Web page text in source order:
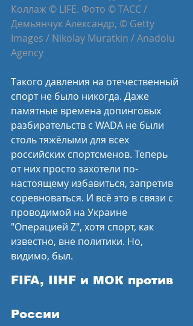
Коллаж © LIFE. Фото © ТАСС /
Демьянчук Александр, © Getty
Images / Nikolay Muratkin / Anadolu
Agency
Такого давления на отечественный
спорт не было никогда. Даже
памятные времена допинговых
разбирательств с WADA не были
столь тяжёлыми для всех
российских спортсменов. Теперь
от них просто захотели по-
настоящему избавиться, запретив
соревноваться. И всё это в связи с
проводимой на Украине
"Операцией Z", хотя спорт, как
известно, вне политики. Но,
видимо, был.
FIFA, IIHF и МОК против
России